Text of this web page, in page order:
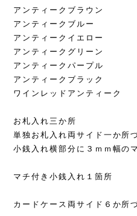
アンティークブラウン
アンティークブルー
アンティークイエロー
アンティークグリーン
アンティークパープル
アンティークブラック
ワインレッドアンティーク
お札入れ三か所
単独お札入れ両サイド一か所
小銭入れ横部分に３ｍｍ幅の
マチ付き小銭入れ１箇所
カードケース両サイド６か所